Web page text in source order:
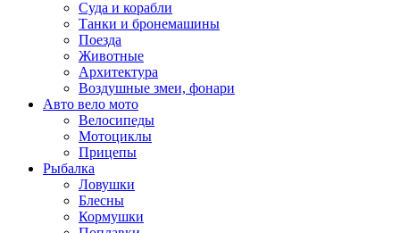
Суда и корабли
Танки и бронемашины
Поезда
Животные
Архитектура
Воздушные змеи, фонари
Авто вело мото
Велосипеды
Мотоциклы
Прицепы
Рыбалка
Ловушки
Блесны
Кормушки